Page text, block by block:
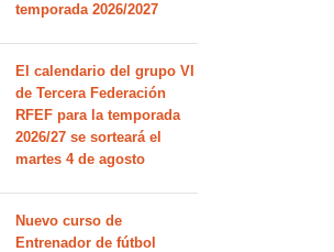
temporada 2026/2027
El calendario del grupo VI
de Tercera Federación
RFEF para la temporada
2026/27 se sorteará el
martes 4 de agosto
Nuevo curso de
Entrenador de fútbol